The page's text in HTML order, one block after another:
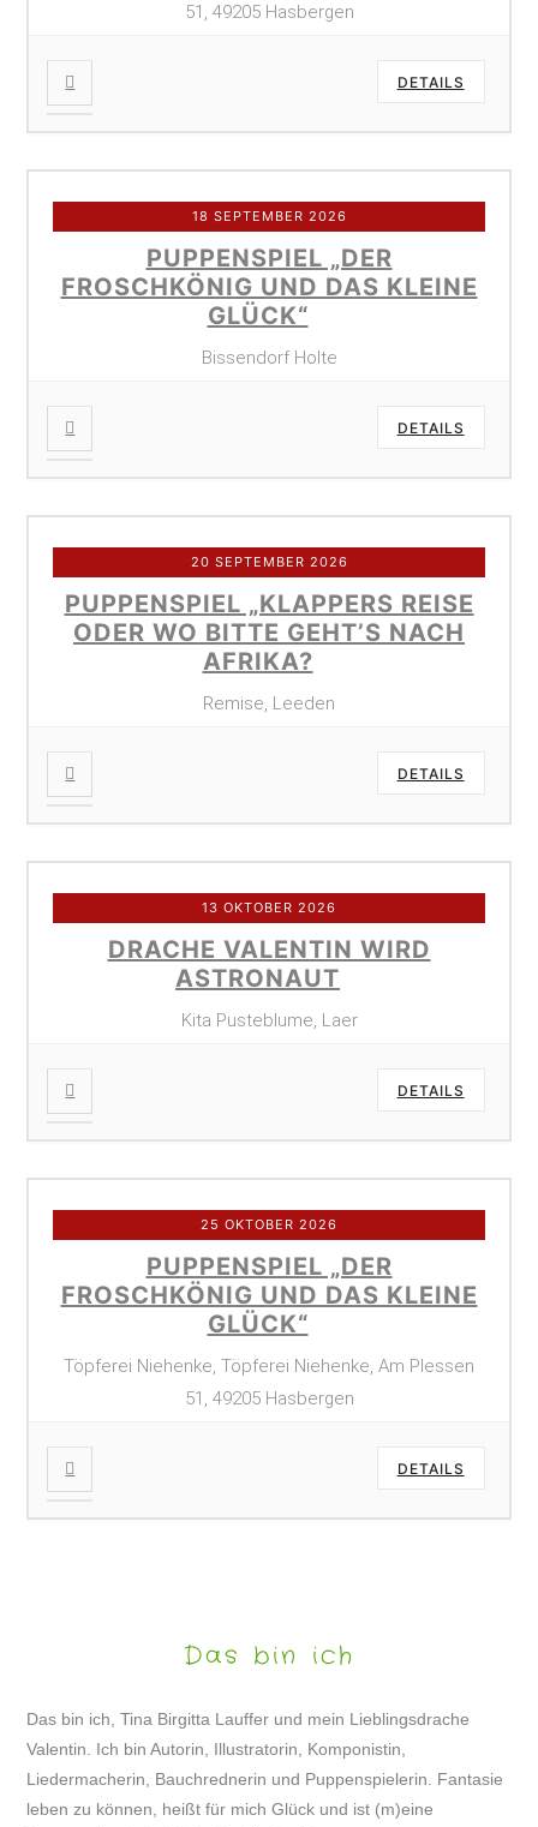
51, 49205 Hasbergen
DETAILS
18 SEPTEMBER 2026
PUPPENSPIEL „DER
FROSCHKÖNIG UND DAS KLEINE
GLÜCK“
Bissendorf Holte
DETAILS
20 SEPTEMBER 2026
PUPPENSPIEL „KLAPPERS REISE
ODER WO BITTE GEHT’S NACH
AFRIKA?
Remise, Leeden
DETAILS
13 OKTOBER 2026
DRACHE VALENTIN WIRD
ASTRONAUT
Kita Pusteblume, Laer
DETAILS
25 OKTOBER 2026
PUPPENSPIEL „DER
FROSCHKÖNIG UND DAS KLEINE
GLÜCK“
Töpferei Niehenke, Töpferei Niehenke, Am Plessen
51, 49205 Hasbergen
DETAILS
Das bin ich
Das bin ich, Tina Birgitta Lauffer und mein Lieblingsdrache
Valentin. Ich bin Autorin, Illustratorin, Komponistin,
Liedermacherin, Bauchrednerin und Puppenspielerin. Fantasie
leben zu können, heißt für mich Glück und ist (m)eine